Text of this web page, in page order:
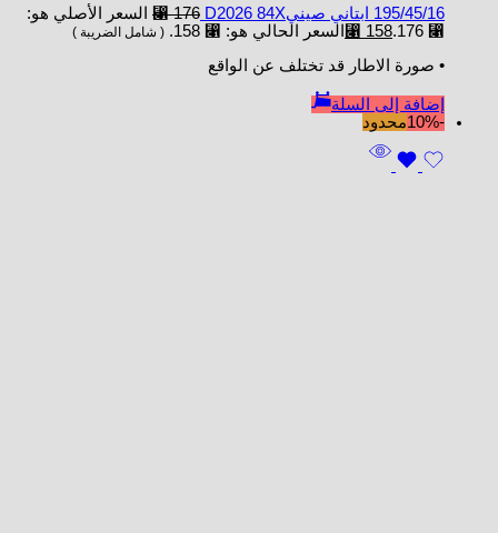
195/45/16 ابتاني صينيD2026 84X ⃁176
السعر الأصلي هو:
⃁ 176.
⃁ 158 السعر الحالي هو: ⃁ 158. ( شامل الضريبة )
• صورة الاطار قد تختلف عن الواقع
إضافة إلى السلة
-10%
محدود